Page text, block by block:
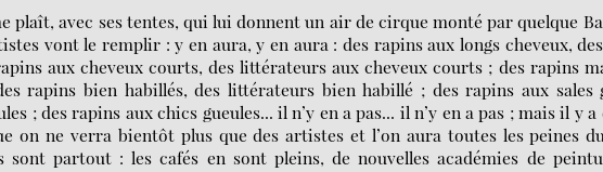
plaît, avec ses tentes, qui lui donnent un air de cirque monté par quelque
vont le remplir : y en aura, y en aura : des rapins aux longs cheveux,
aux cheveux courts, des littérateurs aux cheveux courts ; des rapins
rapins bien habillés, des littérateurs bien habillé ; des rapins aux sales
; des rapins aux chics gueules... il n’y en a pas... il n’y en a pas ; mais il y
on ne verra bientôt plus que des artistes et l’on aura toutes les peines
partout : les cafés en sont pleins, de nouvelles académies de